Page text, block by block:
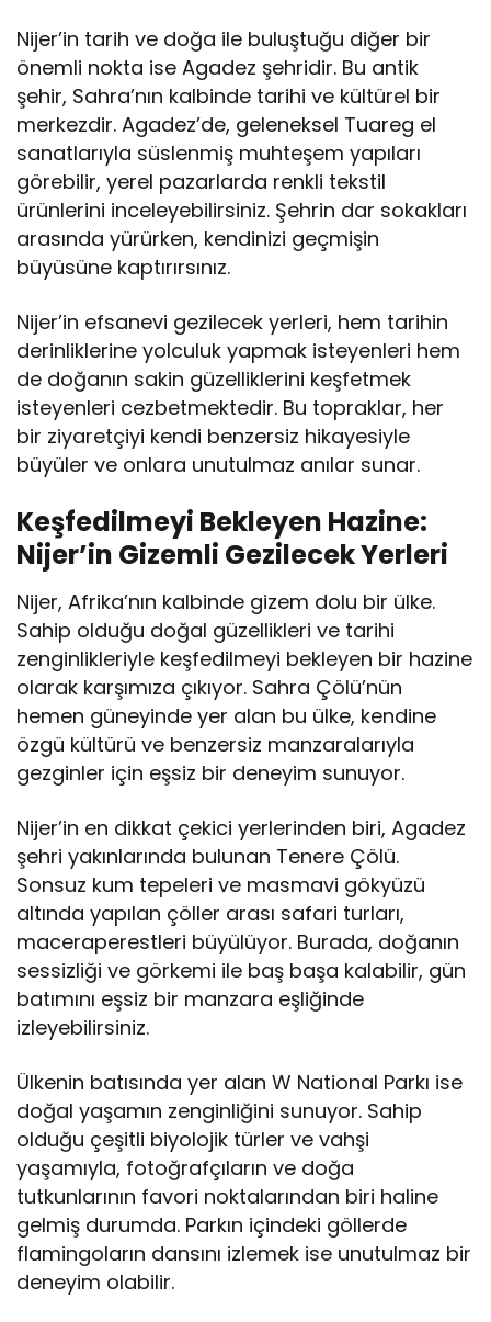
Nijer’in tarih ve doğa ile buluştuğu diğer bir
önemli nokta ise Agadez şehridir. Bu antik
şehir, Sahra’nın kalbinde tarihi ve kültürel bir
merkezdir. Agadez’de, geleneksel Tuareg el
sanatlarıyla süslenmiş muhteşem yapıları
görebilir, yerel pazarlarda renkli tekstil
ürünlerini inceleyebilirsiniz. Şehrin dar sokakları
arasında yürürken, kendinizi geçmişin
büyüsüne kaptırırsınız.
Nijer’in efsanevi gezilecek yerleri, hem tarihin
derinliklerine yolculuk yapmak isteyenleri hem
de doğanın sakin güzelliklerini keşfetmek
isteyenleri cezbetmektedir. Bu topraklar, her
bir ziyaretçiyi kendi benzersiz hikayesiyle
büyüler ve onlara unutulmaz anılar sunar.
Keşfedilmeyi Bekleyen Hazine:
Nijer’in Gizemli Gezilecek Yerleri
Nijer, Afrika’nın kalbinde gizem dolu bir ülke.
Sahip olduğu doğal güzellikleri ve tarihi
zenginlikleriyle keşfedilmeyi bekleyen bir hazine
olarak karşımıza çıkıyor. Sahra Çölü’nün
hemen güneyinde yer alan bu ülke, kendine
özgü kültürü ve benzersiz manzaralarıyla
gezginler için eşsiz bir deneyim sunuyor.
Nijer’in en dikkat çekici yerlerinden biri, Agadez
şehri yakınlarında bulunan Tenere Çölü.
Sonsuz kum tepeleri ve masmavi gökyüzü
altında yapılan çöller arası safari turları,
maceraperestleri büyülüyor. Burada, doğanın
sessizliği ve görkemi ile baş başa kalabilir, gün
batımını eşsiz bir manzara eşliğinde
izleyebilirsiniz.
Ülkenin batısında yer alan W National Parkı ise
doğal yaşamın zenginliğini sunuyor. Sahip
olduğu çeşitli biyolojik türler ve vahşi
yaşamıyla, fotoğrafçıların ve doğa
tutkunlarının favori noktalarından biri haline
gelmiş durumda. Parkın içindeki göllerde
flamingoların dansını izlemek ise unutulmaz bir
deneyim olabilir.